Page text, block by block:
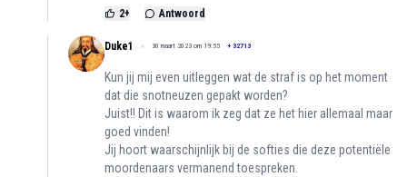
2+ Antwoord
Duke1 30 maart 2023 om 19:55 + 32713
Kun jij mij even uitleggen wat de straf is op het moment
dat die snotneuzen gepakt worden?
Juist!! Dit is waarom ik zeg dat ze het hier allemaal maar
goed vinden!
Jij hoort waarschijnlijk bij de softies die deze potentiële
moordenaars vermanend toespreken.